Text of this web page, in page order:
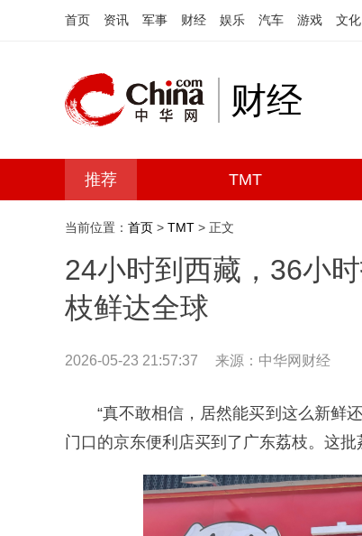
首页 资讯 军事 财经 娱乐 汽车 游戏 文化
财经
推荐 TMT
当前位置： 首页 > TMT > 正文
24小时到西藏，36小
枝鲜达全球
2026-05-23 21:57:37 来源：中华网财经
“真不敢相信，居然能买到这么新鲜
门口的京东便利店买到了广东荔枝。这